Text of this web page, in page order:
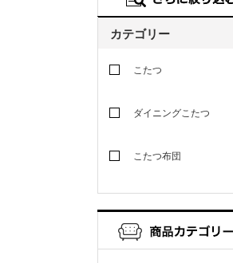
カテゴリー
こたつ
ダイニングこたつ
こたつ布団